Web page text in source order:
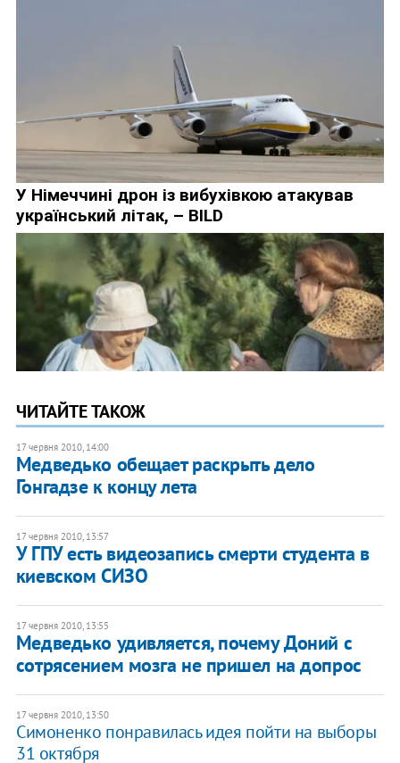
ЧИТАЙТЕ ТАКОЖ
17 червня 2010, 14:00
Медведько обещает раскрыть дело
Гонгадзе к концу лета
17 червня 2010, 13:57
У ГПУ есть видеозапись смерти студента в
киевском СИЗО
17 червня 2010, 13:55
Медведько удивляется, почему Доний с
сотрясением мозга не пришел на допрос
17 червня 2010, 13:50
Симоненко понравилась идея пойти на выборы
31 октября